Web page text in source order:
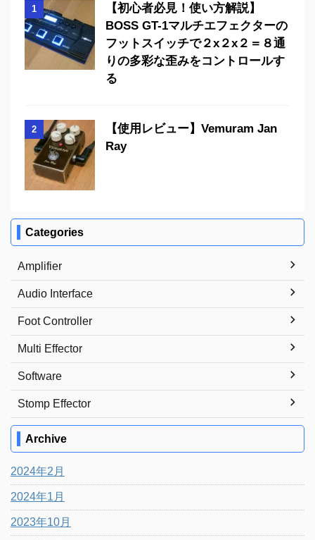
1
【初心者必見！使い方解説】
BOSS GT-1マルチエフェクターの
フットスイッチで２x２x２＝８通
りの多彩な歪みをコントロールす
る
2
【使用レビュー】Vemuram Jan
Ray
Categories
Amplifier
Audio Interface
Foot Controller
Multi Effector
Software
Stomp Effector
Archive
2024年2月
2024年1月
2023年10月